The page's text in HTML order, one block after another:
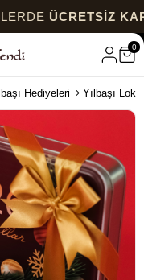
KARGO
0
Hediyeleri Yılbaşı